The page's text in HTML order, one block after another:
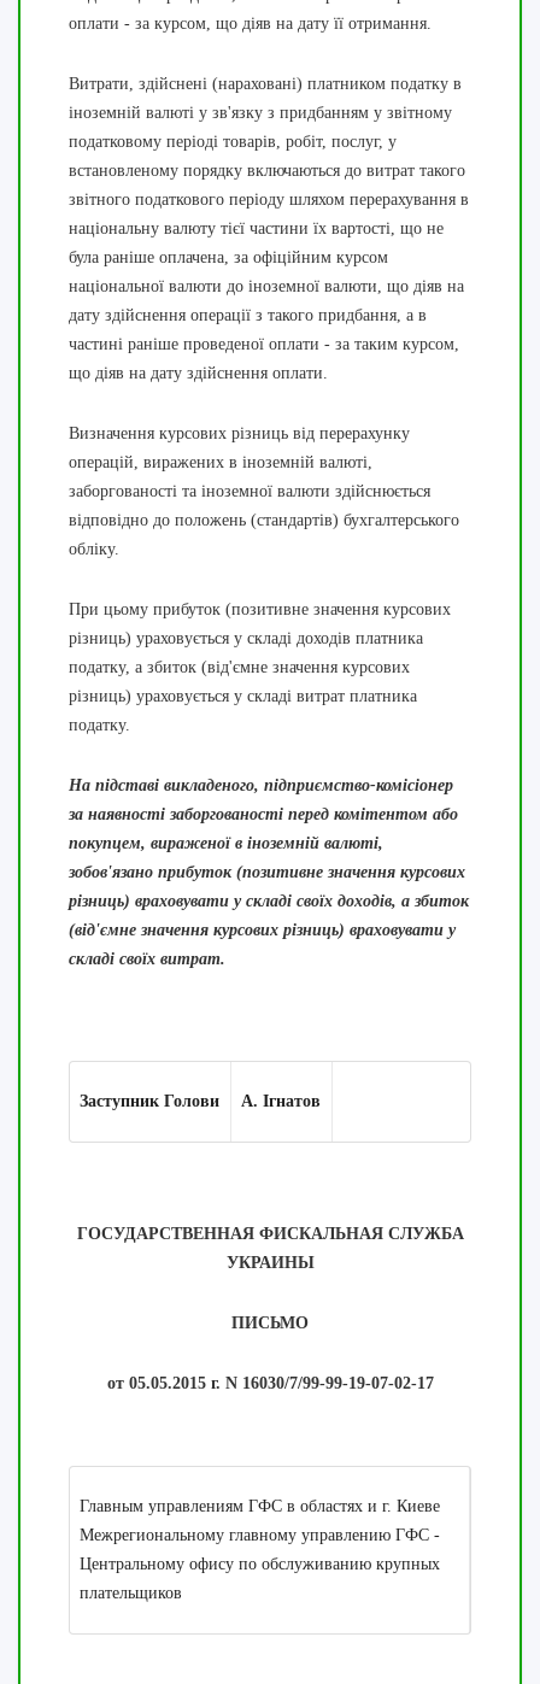
оплати - за курсом, що діяв на дату її отримання.
Витрати, здійснені (нараховані) платником податку в
іноземній валюті у зв'язку з придбанням у звітному
податковому періоді товарів, робіт, послуг, у
встановленому порядку включаються до витрат такого
звітного податкового періоду шляхом перерахування в
національну валюту тієї частини їх вартості, що не
була раніше оплачена, за офіційним курсом
національної валюти до іноземної валюти, що діяв на
дату здійснення операції з такого придбання, а в
частині раніше проведеної оплати - за таким курсом,
що діяв на дату здійснення оплати.
Визначення курсових різниць від перерахунку
операцій, виражених в іноземній валюті,
заборгованості та іноземної валюти здійснюється
відповідно до положень (стандартів) бухгалтерського
обліку.
При цьому прибуток (позитивне значення курсових
різниць) ураховується у складі доходів платника
податку, а збиток (від'ємне значення курсових
різниць) ураховується у складі витрат платника
податку.
На підставі викладеного, підприємство-комісіонер
за наявності заборгованості перед комітентом або
покупцем, вираженої в іноземній валюті,
зобов'язано прибуток (позитивне значення курсових
різниць) враховувати у складі своїх доходів, а збиток
(від'ємне значення курсових різниць) враховувати у
складі своїх витрат.
Заступник Голови А. Ігнатов
ГОСУДАРСТВЕННАЯ ФИСКАЛЬНАЯ СЛУЖБА
УКРАИНЫ
ПИСЬМО
от 05.05.2015 г. N 16030/7/99-99-19-07-02-17
Главным управлениям ГФС в областях и г. Киеве
Межрегиональному главному управлению ГФС -
Центральному офису по обслуживанию крупных
плательщиков